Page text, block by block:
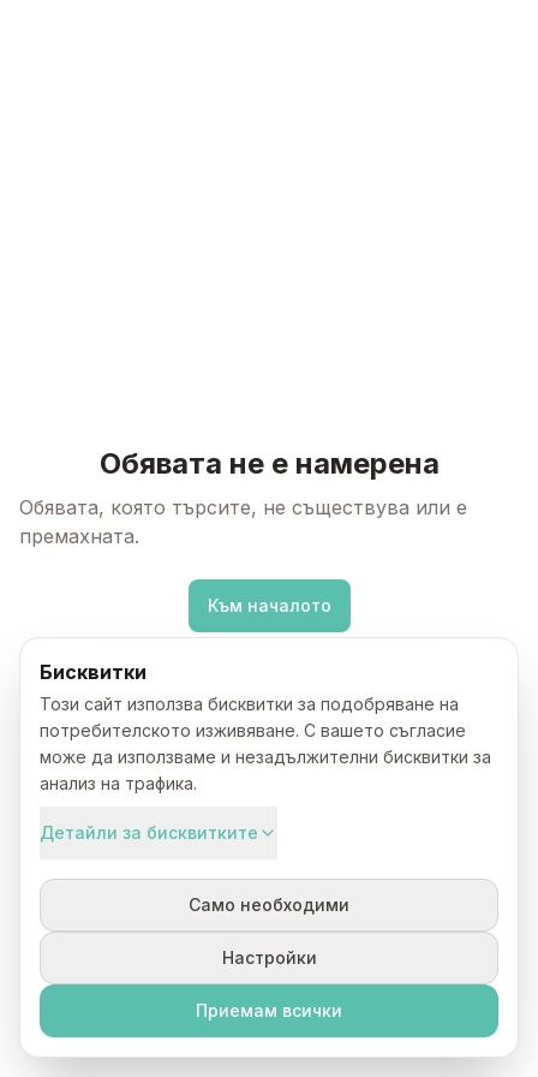
Обявата не е намерена
Обявата, която търсите, не съществува или е
премахната.
Към началото
Бисквитки
Този сайт използва бисквитки за подобряване на
потребителското изживяване. С вашето съгласие
може да използваме и незадължителни бисквитки за
анализ на трафика.
Детайли за бисквитките
Само необходими
Настройки
Приемам всички